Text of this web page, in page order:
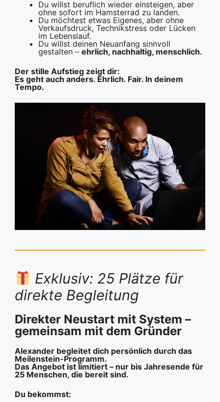
Du willst beruflich wieder einsteigen, aber
ohne sofort im Hamsterrad zu landen.
Du möchtest etwas Eigenes, aber ohne
Verkaufsdruck, Technikstress oder Lücken
im Lebenslauf.
Du willst deinen Neuanfang sinnvoll
gestalten – ehrlich, nachhaltig, menschlich.
Der stille Aufstieg zeigt dir:
Es geht auch anders. Ehrlich. Fair. In deinem
Tempo.
Exklusiv: 25 Plätze für
direkte Begleitung
Direkter Neustart mit System –
gemeinsam mit dem Gründer
Alexander begleitet dich persönlich durch das
Meilenstein-Programm.
Das Angebot ist limitiert – nur bis Jahresende für
25 Menschen, die bereit sind.
Du bekommst: